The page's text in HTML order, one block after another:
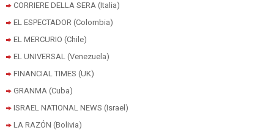
CORRIERE DELLA SERA (Italia)
EL ESPECTADOR (Colombia)
EL MERCURIO (Chile)
EL UNIVERSAL (Venezuela)
FINANCIAL TIMES (UK)
GRANMA (Cuba)
ISRAEL NATIONAL NEWS (Israel)
LA RAZÓN (Bolivia)